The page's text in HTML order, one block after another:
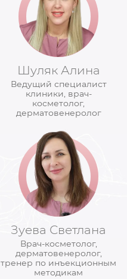
Шуляк Алина
Ведущий специалист
клиники, врач-
косметолог,
дерматовенеролог
Зуева Светлана
Врач-косметолог,
дерматовенеролог,
тренер по инъекционным
методикам